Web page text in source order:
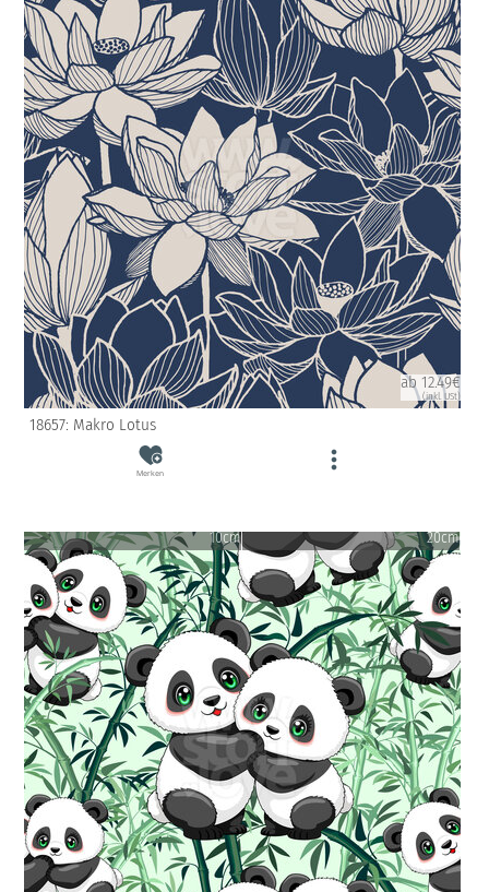
ab 12.49€
(inkl. USt)
18657: Makro Lotus
Merken
10cm 20cm